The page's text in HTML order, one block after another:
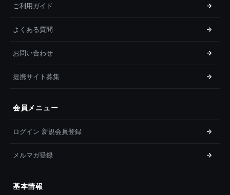
ご利用ガイド
よくある質問
お問い合わせ
提携サイト募集
会員メニュー
ログイン 新規会員登録
メルマガ登録
基本情報